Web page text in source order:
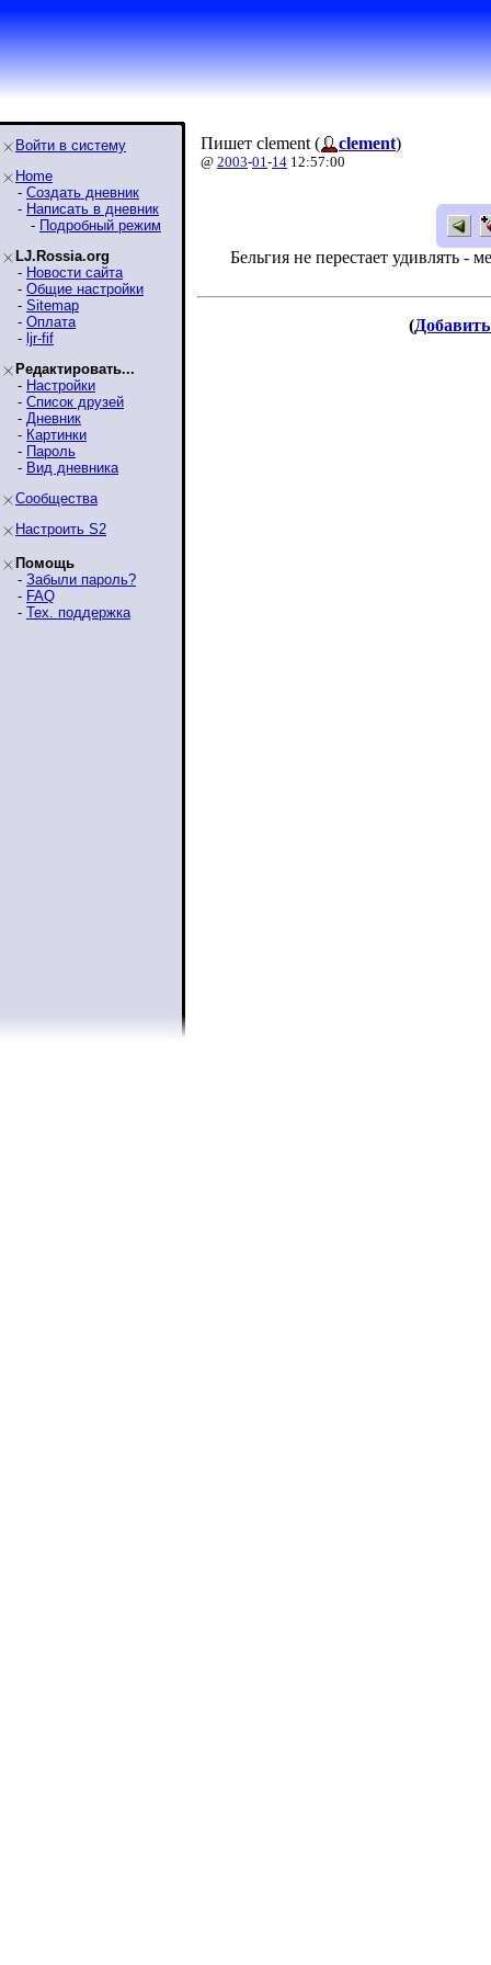
Войти в систему
Home
- Создать дневник
- Написать в дневник
- Подробный режим
LJ.Rossia.org
- Новости сайта
- Общие настройки
- Sitemap
- Оплата
- ljr-fif
Редактировать...
- Настройки
- Список друзей
- Дневник
- Картинки
- Пароль
- Вид дневника
Сообщества
Настроить S2
Помощь
- Забыли пароль?
- FAQ
- Тех. поддержка
Пишет clement ( clement)
@ 2003-01-14 12:57:00
Бельгия не перестает удивлять -
(